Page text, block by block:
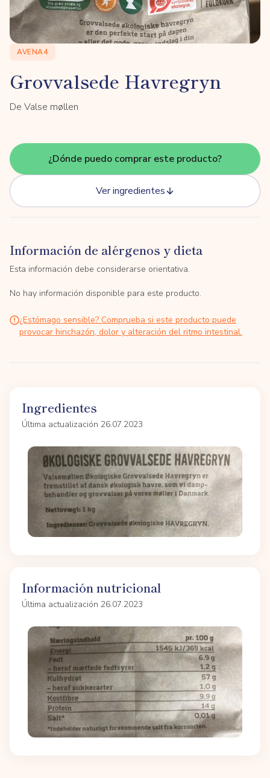
AVENA4
Grovvalsede Havregryn
De Valse møllen
¿Dónde puedo comprar este producto?
Ver ingredientes
Información de alérgenos y dieta
Esta información debe considerarse orientativa.
No hay información disponible para este producto.
¿Estómago sensible? Comprueba si este producto puede
provocar hinchazón, dolor y alteración del ritmo intestinal.
Ingredientes
Última actualización 26.07.2023
Información nutricional
Última actualización 26.07.2023